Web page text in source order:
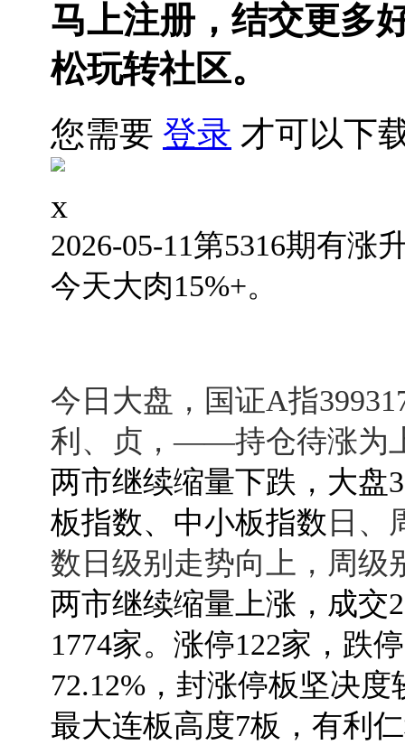
马上注册，结交更多
松玩转社区。
您需要 登录 才可以下
x
2026-05-11第5316期有涨
今天大肉15%+。
今日大盘，国证A指
利、贞，——持仓待涨为
两市继续缩量下跌，大盘
板指数、中小板指数 日、
数日级别走势向上，周级
两市继续缩量上涨，成交
1774家。涨停122家，跌
72.12%，封涨停板坚决
最大连板高度7板，有利